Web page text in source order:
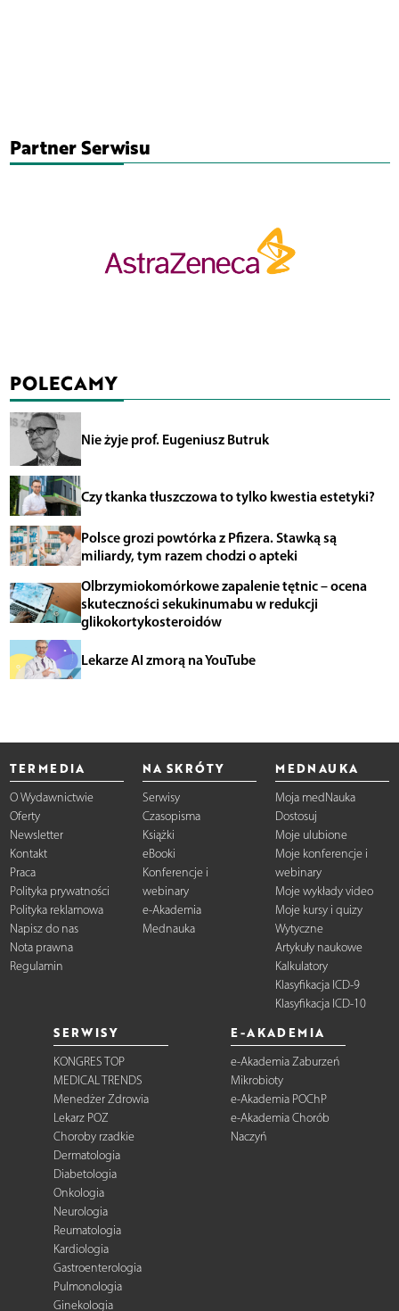
Partner Serwisu
POLECAMY
Nie żyje prof. Eugeniusz Butruk
Czy tkanka tłuszczowa to tylko kwestia estetyki?
Polsce grozi powtórka z Pfizera. Stawką są
miliardy, tym razem chodzi o apteki
Olbrzymiokomórkowe zapalenie tętnic – ocena
skuteczności sekukinumabu w redukcji
glikokortykosteroidów
Lekarze AI zmorą na YouTube
TERMEDIA
O Wydawnictwie
Oferty
Newsletter
Kontakt
Praca
Polityka prywatności
Polityka reklamowa
Napisz do nas
Nota prawna
Regulamin
NA SKRÓTY
Serwisy
Czasopisma
Książki
eBooki
Konferencje i
webinary
e-Akademia
Mednauka
MEDNAUKA
Moja medNauka
Dostosuj
Moje ulubione
Moje konferencje i
webinary
Moje wykłady video
Moje kursy i quizy
Wytyczne
Artykuły naukowe
Kalkulatory
Klasyfikacja ICD-9
Klasyfikacja ICD-10
SERWISY
KONGRES TOP
MEDICAL TRENDS
Menedżer Zdrowia
Lekarz POZ
Choroby rzadkie
Dermatologia
Diabetologia
Onkologia
Neurologia
Reumatologia
Kardiologia
Gastroenterologia
Pulmonologia
Ginekologia
E-AKADEMIA
e-Akademia Zaburzeń
Mikrobioty
e-Akademia POChP
e-Akademia Chorób
Naczyń